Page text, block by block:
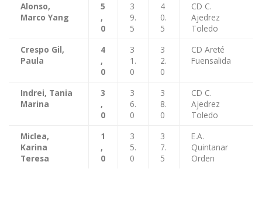
Alonso,
Marco Yang
5
,
0
3
9.
5
4
0.
5
CD C.
Ajedrez
Toledo
Crespo Gil,
Paula
4
,
0
3
1.
0
3
2.
0
CD Areté
Fuensalida
Indrei, Tania
Marina
3
,
0
3
6.
0
3
8.
0
CD C.
Ajedrez
Toledo
Miclea,
Karina
Teresa
1
,
0
3
5.
0
3
7.
5
E.A.
Quintanar
Orden